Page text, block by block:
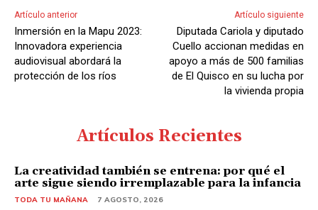
Artículo anterior
Inmersión en la Mapu 2023:
Innovadora experiencia
audiovisual abordará la
protección de los ríos
Artículo siguiente
Diputada Cariola y diputado
Cuello accionan medidas en
apoyo a más de 500 familias
de El Quisco en su lucha por
la vivienda propia
Artículos Recientes
La creatividad también se entrena: por qué el
arte sigue siendo irremplazable para la infancia
TODA TU MAÑANA 7 AGOSTO, 2026